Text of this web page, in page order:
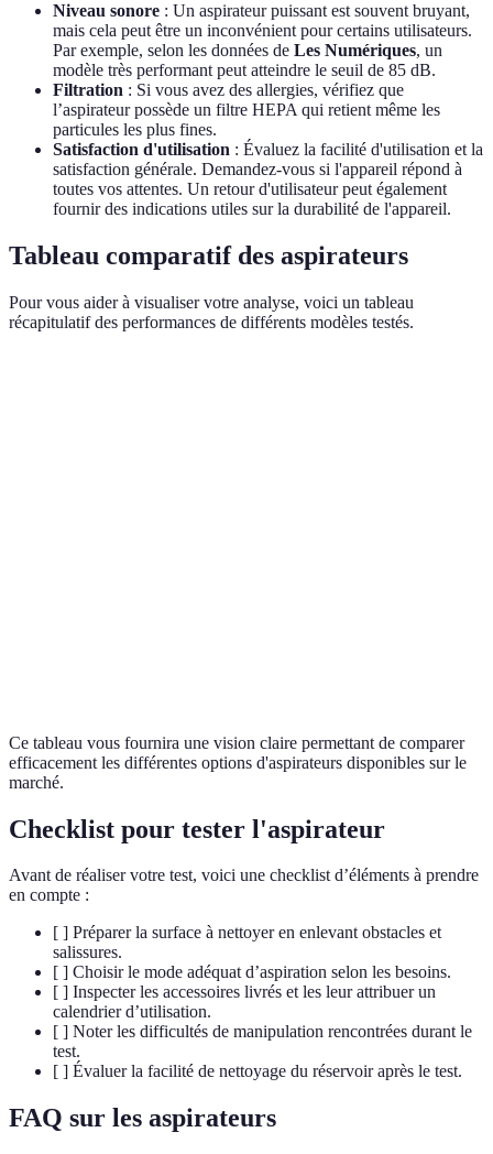
Niveau sonore : Un aspirateur puissant est souvent bruyant,
mais cela peut être un inconvénient pour certains utilisateurs.
Par exemple, selon les données de Les Numériques, un
modèle très performant peut atteindre le seuil de 85 dB.
Filtration : Si vous avez des allergies, vérifiez que
l’aspirateur possède un filtre HEPA qui retient même les
particules les plus fines.
Satisfaction d'utilisation : Évaluez la facilité d'utilisation et la
satisfaction générale. Demandez-vous si l'appareil répond à
toutes vos attentes. Un retour d'utilisateur peut également
fournir des indications utiles sur la durabilité de l'appareil.
Tableau comparatif des aspirateurs
Pour vous aider à visualiser votre analyse, voici un tableau
récapitulatif des performances de différents modèles testés.
Ce tableau vous fournira une vision claire permettant de comparer
efficacement les différentes options d'aspirateurs disponibles sur le
marché.
Checklist pour tester l'aspirateur
Avant de réaliser votre test, voici une checklist d’éléments à prendre
en compte :
[ ] Préparer la surface à nettoyer en enlevant obstacles et
salissures.
[ ] Choisir le mode adéquat d’aspiration selon les besoins.
[ ] Inspecter les accessoires livrés et les leur attribuer un
calendrier d’utilisation.
[ ] Noter les difficultés de manipulation rencontrées durant le
test.
[ ] Évaluer la facilité de nettoyage du réservoir après le test.
FAQ sur les aspirateurs